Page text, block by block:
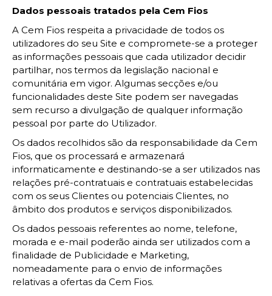
Dados pessoais tratados pela Cem Fios
A Cem Fios respeita a privacidade de todos os
utilizadores do seu Site e compromete-se a proteger
as informações pessoais que cada utilizador decidir
partilhar, nos termos da legislação nacional e
comunitária em vigor. Algumas secções e/ou
funcionalidades deste Site podem ser navegadas
sem recurso a divulgação de qualquer informação
pessoal por parte do Utilizador.
Os dados recolhidos são da responsabilidade da Cem
Fios, que os processará e armazenará
informaticamente e destinando-se a ser utilizados nas
relações pré-contratuais e contratuais estabelecidas
com os seus Clientes ou potenciais Clientes, no
âmbito dos produtos e serviços disponibilizados.
Os dados pessoais referentes ao nome, telefone,
morada e e-mail poderão ainda ser utilizados com a
finalidade de Publicidade e Marketing,
nomeadamente para o envio de informações
relativas a ofertas da Cem Fios.